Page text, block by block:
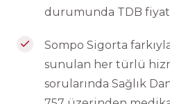
durumunda TDB fiyat
Sompo Sigorta
sunulan her türlü
sorularında Sağlık